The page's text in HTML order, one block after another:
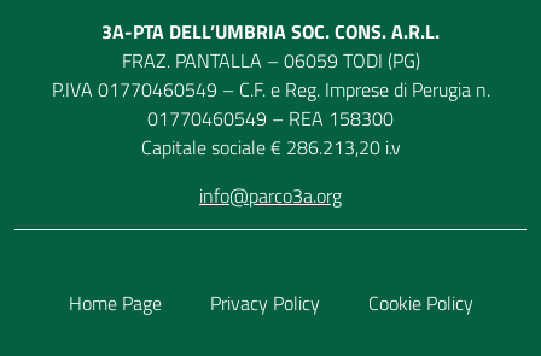
3A-PTA DELL’UMBRIA SOC. CONS. A.R.L.
FRAZ. PANTALLA – 06059 TODI (PG)
P.IVA 01770460549 – C.F. e Reg. Imprese di Perugia n.
01770460549 – REA 158300
Capitale sociale € 286.213,20 i.v
info@parco3a.org
Home Page Privacy Policy Cookie Policy